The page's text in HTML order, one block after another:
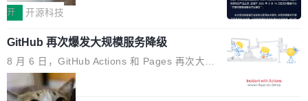
度宣传的。」 这才是真正的痛点。不是所有论文
都有问题，是最吸引眼球的那批论文最有问题。
他引用的帖子来自 Mathew Shen，一位 ICLR 2
026 的读者：「看了篇 ...
认为现代 AI 领域最重要的三个开源项目。 第一
理由很具体。FA 系列不需要解释，但 FA2 是他
认为最重要的一个——复杂度恰到好处，刚好能
驱动你去学 CuTe，但还没被那些"邪恶的" Hopp
er++ 优化所淹没，足够容易修改和适配。 更关
单点设备迈向智能化、网联化、协同化发展。作
鸿蒙通过统一技术底座和分布式能力，为不同类
型智能设备的开发、连接与互联提供关键支撑，
也为产业链企业探索产品创新与商业增长打开新
的空间。 8月14日，开源鸿蒙智能硬件开发者日
开 开源科技
GitHub 再次爆发大规模服务降级
8 月 6 日，GitHub Actions 和 Pages 再次大规
模服务降级，Actions 完全不可用超过 5 小时，
webhook 停发，连自托管 runner 也因调度层故
局